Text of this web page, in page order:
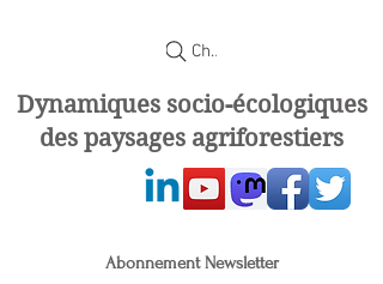
Chercher
Dynamiques socio-écologiques
des paysages agriforestiers
Abonnement Newsletter